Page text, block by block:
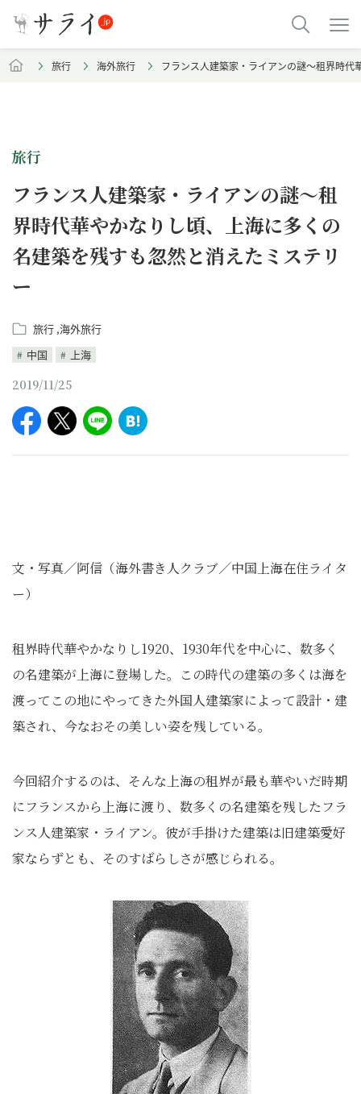
旅行 海外旅行 フランス人建築家・ライアンの謎～租界時
旅行
フランス人建築家・ライアンの謎～租
界時代華やかなりし頃、上海に多くの
名建築を残すも忽然と消えたミステリ
ー
旅行 海外旅行
中国
上海
2019/11/25
文・写真／阿信（海外書き人クラブ／中国上海在住ライタ
ー）
租界時代華やかなりし1920、1930年代を中心に、数多く
の名建築が上海に登場した。この時代の建築の多くは海を
渡ってこの地にやってきた外国人建築家によって設計・建
築され、今なおその美しい姿を残している。
今回紹介するのは、そんな上海の租界が最も華やいだ時期
にフランスから上海に渡り、数多くの名建築を残したフラ
ンス人建築家・ライアン。彼が手掛けた建築は旧建築愛好
家ならずとも、そのすばらしさが感じられる。